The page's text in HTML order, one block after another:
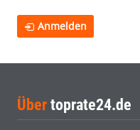
Anmelden
Über toprate24.de